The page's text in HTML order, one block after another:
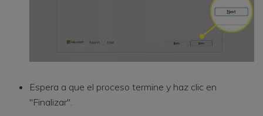
Espera a que el proceso termine y haz clic en
"Finalizar".